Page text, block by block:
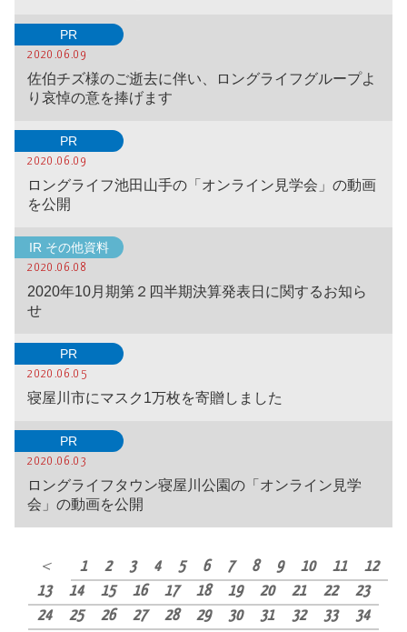
PR
2020.06.09
佐伯チズ様のご逝去に伴い、ロングライフグループよ
り哀悼の意を捧げます
PR
2020.06.09
ロングライフ池田山手の「オンライン見学会」の動画
を公開
IR その他資料
2020.06.08
2020年10月期第２四半期決算発表日に関するお知ら
せ
PR
2020.06.05
寝屋川市にマスク1万枚を寄贈しました
PR
2020.06.03
ロングライフタウン寝屋川公園の「オンライン見学
会」の動画を公開
＜ 1 2 3 4 5 6 7 8 9 10 11
12
13
14 15 16 17 18 19 20 21 22
23
24
25 26 27 28 29 30 31 32 33
34